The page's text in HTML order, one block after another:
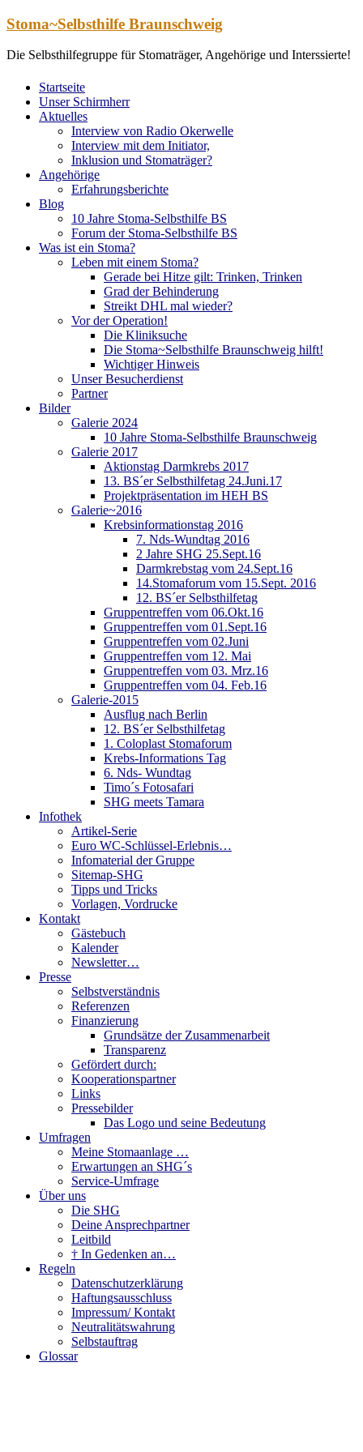
Zum
springen
Stoma~Selbsthilfe Braunschweig
Die Selbsthilfegruppe für Stomaträger, Angehörige und Interssierte!
Startseite
Unser Schirmherr
Aktuelles
Interview von Radio Okerwelle
Interview mit dem Initiator,
Inklusion und Stomaträger?
Angehörige
Erfahrungsberichte
Blog
10 Jahre Stoma-Selbsthilfe BS
Forum der Stoma-Selbsthilfe BS
Was ist ein Stoma?
Leben mit einem Stoma?
Gerade bei Hitze gilt: Trinken, Trinken
Grad der Behinderung
Streikt DHL mal wieder?
Vor der Operation!
Die Kliniksuche
Die Stoma~Selbsthilfe Braunschweig hilft!
Wichtiger Hinweis
Unser Besucherdienst
Partner
Bilder
Galerie 2024
10 Jahre Stoma-Selbsthilfe Braunschweig
Galerie 2017
Aktionstag Darmkrebs 2017
13. BS´er Selbsthilfetag 24.Juni.17
Projektpräsentation im HEH BS
Galerie~2016
Krebsinformationstag 2016
7. Nds-Wundtag 2016
2 Jahre SHG 25.Sept.16
Darmkrebstag vom 24.Sept.16
14.Stomaforum vom 15.Sept. 2016
12. BS´er Selbsthilfetag
Gruppentreffen vom 06.Okt.16
Gruppentreffen vom 01.Sept.16
Gruppentreffen vom 02.Juni
Gruppentreffen vom 12. Mai
Gruppentreffen vom 03. Mrz.16
Gruppentreffen vom 04. Feb.16
Galerie-2015
Ausflug nach Berlin
12. BS´er Selbsthilfetag
1. Coloplast Stomaforum
Krebs-Informations Tag
6. Nds- Wundtag
Timo´s Fotosafari
SHG meets Tamara
Infothek
Artikel-Serie
Euro WC-Schlüssel-Erlebnis…
Infomaterial der Gruppe
Sitemap-SHG
Tipps und Tricks
Vorlagen, Vordrucke
Kontakt
Gästebuch
Kalender
Newsletter…
Presse
Selbstverständnis
Referenzen
Finanzierung
Grundsätze der Zusammenarbeit
Transparenz
Gefördert durch:
Kooperationspartner
Links
Pressebilder
Das Logo und seine Bedeutung
Umfragen
Meine Stomaanlage …
Erwartungen an SHG´s
Service-Umfrage
Über uns
Die SHG
Deine Ansprechpartner
Leitbild
† In Gedenken an…
Regeln
Datenschutzerklärung
Haftungsausschluss
Impressum/ Kontakt
Neutralitätswahrung
Selbstauftrag
Glossar